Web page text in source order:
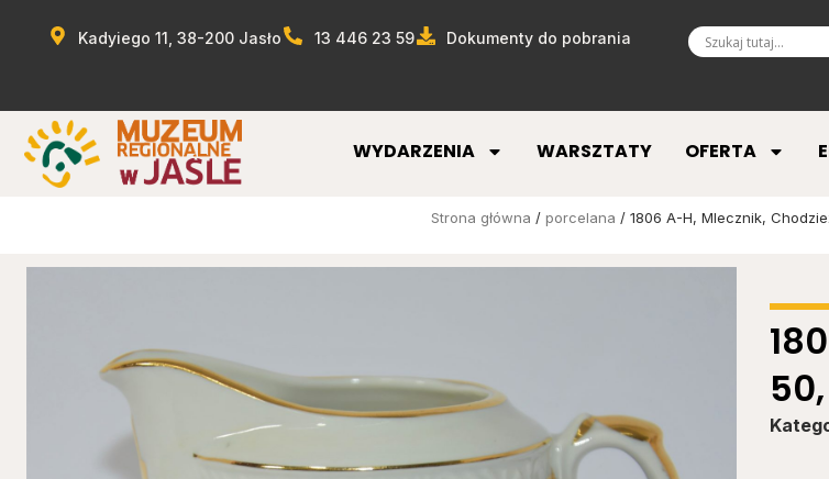
Kadyiego 11, 38-200 Jasło 13 446 23 59 Dokumenty do pobrania
WYDARZENIA WARSZTATY OFERTA
Strona główna / porcelana / 1806 A-H, Mlecznik,